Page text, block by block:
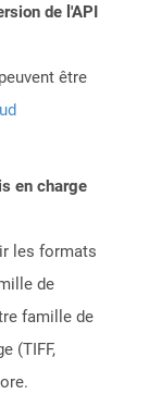
de l'API
être
en charge
les formats
de
famille de
(TIFF,